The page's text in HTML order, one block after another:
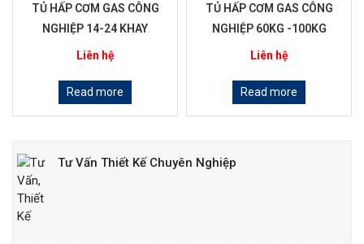
TỦ HẤP CƠM GAS CÔNG
NGHIỆP 14-24 KHAY
Liên hệ
Read more
TỦ HẤP CƠM GAS CÔNG
NGHIỆP 60KG -100KG
Liên hệ
Read more
Tư Vấn Thiết Kế Chuyên Nghiệp